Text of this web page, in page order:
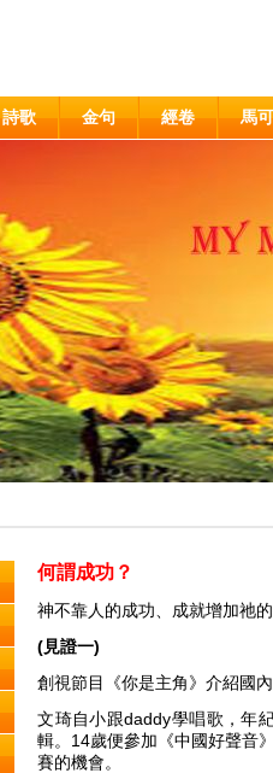
詩歌 金句 經卷 馬可
何謂成功？
神不靠人的成功、成就增加祂
(見證一)
創視節目《你是主角》介紹國
文琦自小跟daddy學唱歌，年
輯。14歲便參加《中國好聲音
賽的機會。